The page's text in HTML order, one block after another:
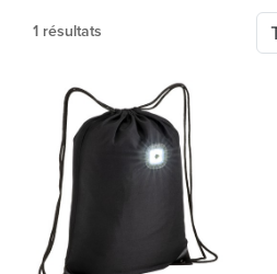
1 résultats